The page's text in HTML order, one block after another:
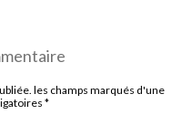
les champs marqués d'une
*